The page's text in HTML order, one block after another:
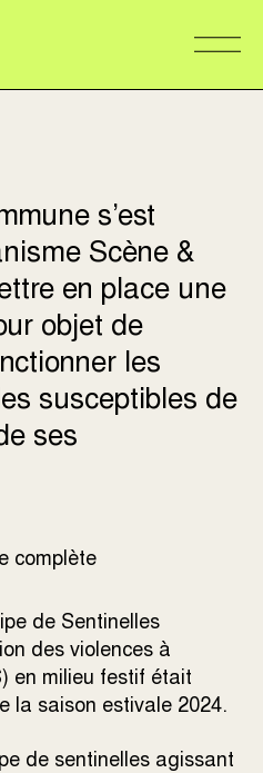
s’est
Scène &
en place une
objet de
les
susceptibles de
ses
complète
de Sentinelles
des violences à
en milieu festif était
la saison estivale 2024.
de sentinelles agissant